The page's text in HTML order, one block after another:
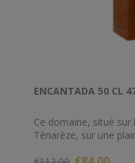
ENCANTADA 50 CL
Ce domaine, situé sur
Ténarèze, sur une